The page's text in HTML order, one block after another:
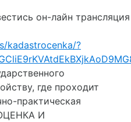
он-лайн трансляция
kadastrocenka/?
где проходит
практическая
И